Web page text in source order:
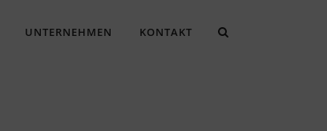
UNTERNEHMEN KONTAKT